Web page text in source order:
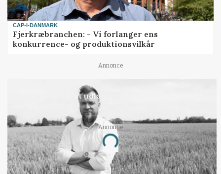
CAP-I-DANMARK
Fjerkræbranchen: - Vi forlanger ens
konkurrence- og produktionsvilkår
Annonce
Det er en uskik at udlægge et røgslør om
Annonce
Loading...